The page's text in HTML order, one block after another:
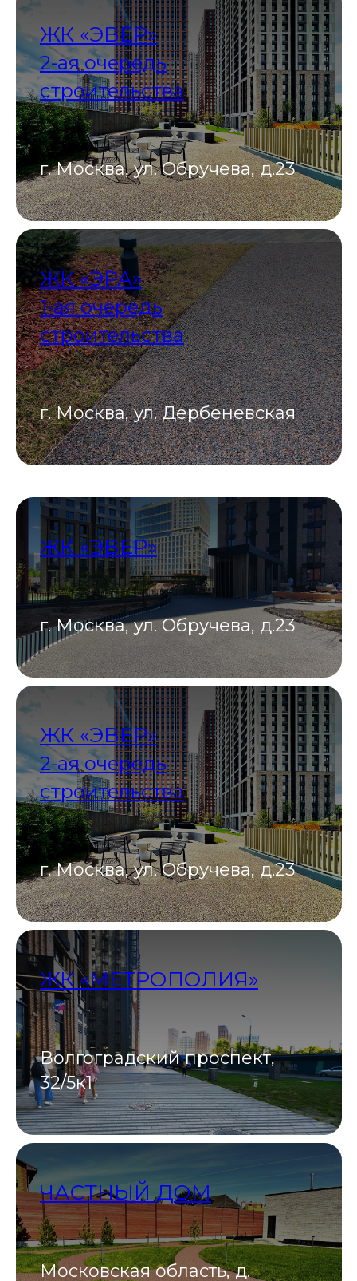
ЖК «ЭВЕР»
2-ая очередь
строительства
г. Москва, ул. Обручева, д.23
ЖК «ЭРА»
1-ая очередь
строительства
г. Москва, ул. Дербеневская
ЖК «ЭВЕР»
г. Москва, ул. Обручева, д.23
ЖК «ЭВЕР»
2-ая очередь
строительства
г. Москва, ул. Обручева, д.23
ЖК «МЕТРОПОЛИЯ»
Волгоградский проспект,
32/5к1
ЧАСТНЫЙ ДОМ
Московская область, д.